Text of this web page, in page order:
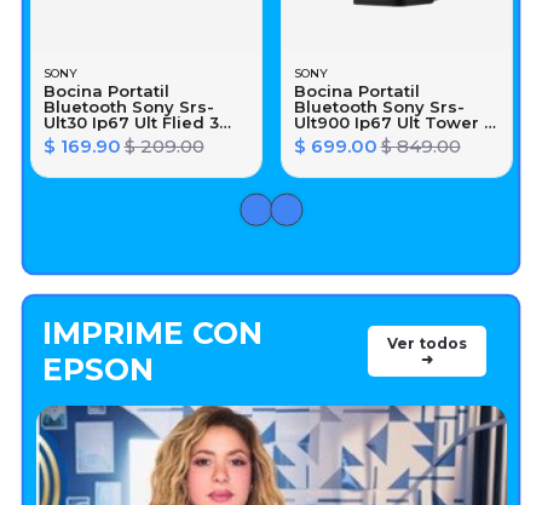
SONY
Bocina Portatil
Bluetooth Sony Srs-
Ult30 Ip67 Ult Flied 3
Hasta 24h Gris
$ 169.90$ 209.00
SONY
Bocina Portatil
Bluetooth Sony Srs-
Ult900 Ip67 Ult Tower 9
Hasta 25h
$ 699.00$ 849.00
IMPRIME CON
EPSON
Ver todos
➜